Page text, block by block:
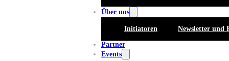
Über uns
Initiatoren Newsletter und
Partner
Events